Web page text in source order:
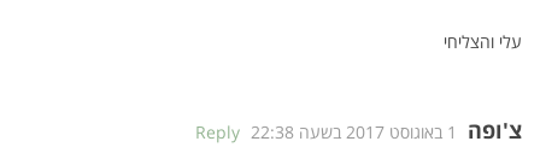
עלי והצליחי
צ'ופה 1 באוגוסט 2017 בשעה 22:38
Reply